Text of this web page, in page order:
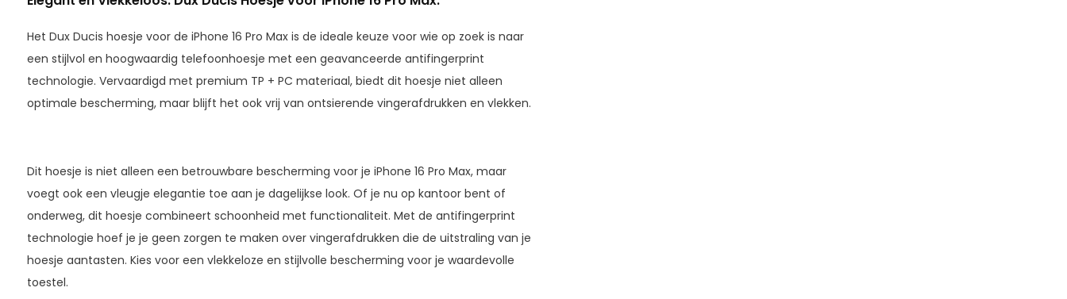
Het Dux Ducis hoesje voor de iPhone 16 Pro Max is de ideale keuze voor wie op zoek is naar
een stijlvol en hoogwaardig telefoonhoesje met een geavanceerde antifingerprint
technologie. Vervaardigd met premium TP + PC materiaal, biedt dit hoesje niet alleen
optimale bescherming, maar blijft het ook vrij van ontsierende vingerafdrukken en vlekken.
Dit hoesje is niet alleen een betrouwbare bescherming voor je iPhone 16 Pro Max, maar
voegt ook een vleugje elegantie toe aan je dagelijkse look. Of je nu op kantoor bent of
onderweg, dit hoesje combineert schoonheid met functionaliteit. Met de antifingerprint
technologie hoef je je geen zorgen te maken over vingerafdrukken die de uitstraling van je
hoesje aantasten. Kies voor een vlekkeloze en stijlvolle bescherming voor je waardevolle
toestel.